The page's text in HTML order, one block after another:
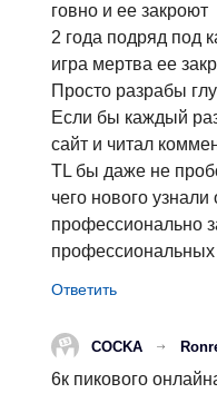
говно и ее закроют
2 года подряд под
игра мертва ее
Просто разрабы
Если бы каждый
сайт и читал
TL бы даже не
чего нового
профессионально
COCKA
6к пикового